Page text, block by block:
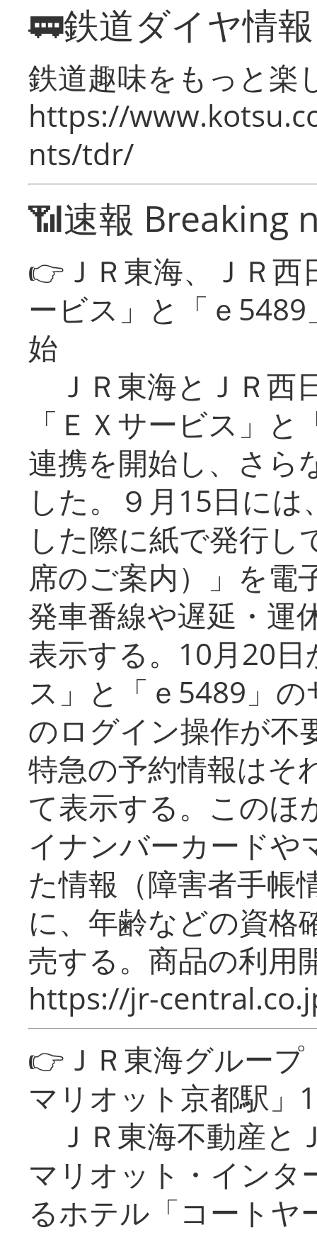
🚃鉄道ダイヤ情
鉄道趣味をもっと楽
https://
nts/tdr/
📶速報 Breaking
👉ＪＲ東海、ＪＲ
ービス」と「ｅ
始
ＪＲ東海とＪＲ西
「ＥＸサービス」
連携を開始し、さら
した。９月15日に
した際に紙で発行し
席のご案内）」を電
発車番線や遅延・運
表示する。10月20
ス」と「ｅ5489」
のログイン操作が不
特急の予約情報はそ
て表示する。このほ
イナンバーカードや
た情報（障害者手帳
に、年齢などの資格
売する。商品の利用
https://jr-
👉ＪＲ東海グルー
マリオット京都駅」
ＪＲ東海不動産と
マリオット・インタ
るホテル「コートヤ